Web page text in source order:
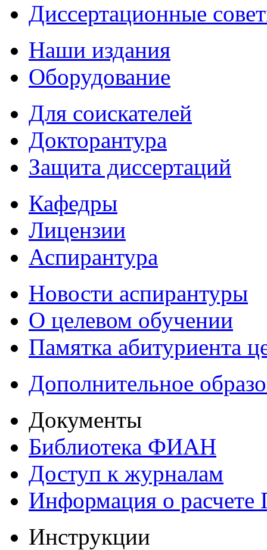
Диссертационные
Наши издания
Оборудование
Для соискателей
Докторантура
Защита диссертаций
Кафедры
Лицензии
Аспирантура
Новости аспирантуры
О целевом обучении
Памятка абитуриента
Дополнительное
Документы
Библиотека ФИАН
Доступ к журналам
Информация о
Инструкции